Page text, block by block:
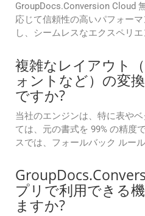
GroupDocs.Conversion Cloud
応じて信頼性の高いパフォー
し、シームレスなエクスペリエ
複雑なレイアウト
ォントなど）の変
ですか?
当社のエンジンは、特に表や
ては、元の書式を 99% の精度
スでは、フォールバック ルー
プリで利用できる
ますか?